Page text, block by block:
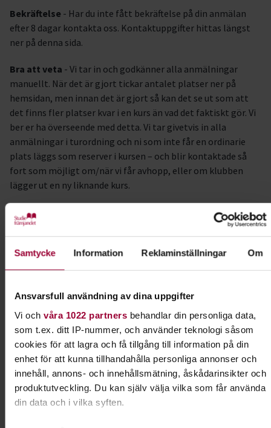
Samtycke Information Reklaminställningar Om
Ansvarsfull användning av dina uppgifter
Vi och våra 1022 partnersbehandlar din personliga data,
som t.ex. ditt IP-nummer, och använder teknologi såsom
cookies för att lagra och få tillgång till information på din
enhet för att kunna tillhandahålla personliga annonser och
innehåll, annons- och innehållsmätning, åskådarinsikter och
produktutveckling. Du kan själv välja vilka som får använda
din data och i vilka syften.
Bekräftelse - Har du inte fått bekräftelse på din anmälan
efter 8 dagar kontakta oss. Kontaktuppgifter hittas längst
ner på denna sida.
Bra att veta - Vi tar in och godkänner alla anmälningar
manuellt. När det är gjort tickar antalet platser ner på
hemsidan, men innan det är gjort så kan det se ut som att
det finns fler platser kvar i en kurs än vad det faktiskt gör. Vi
ber er ha överseende med detta. Vi tar givetvis in alla
anmälningar i turordning och ni som inte får en ordinarie
plats läggs som reserver i kursen – och blir kontaktade så
fort som möjligt om/när vi får avhopp, eller om klubben
lägger ut en ny liknande kurs.
Välkomna!
Kursledare
Lena Nilsson
SBK Jönköpings Brukshundklubb
Kontakt
Jessica Krafft
Verksamhetsspecialist
Lärande & Förening